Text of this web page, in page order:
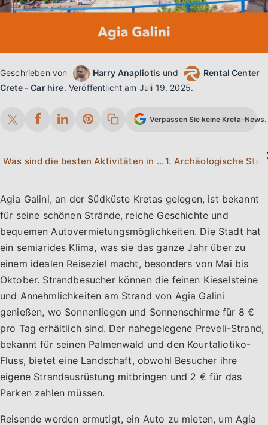
Geschrieben von Harry Anapliotis und
Rental Center
Crete - Car hire. Veröffentlicht am Juli 19, 2025.
Verpassen Sie keine Kreta-
Was sind die besten Aktivitäten in Agia Galini?1. Archäologische
Agia Galini, an der Südküste Kretas gelegen, ist bekannt
für seine schönen Strände, reiche Geschichte und
bequemen Autovermietungsmöglichkeiten. Die Stadt hat
ein semiarides Klima, was sie das ganze Jahr über zu
einem idealen Reiseziel macht, besonders von Mai bis
Oktober. Strandbesucher können die feinen Kieselsteine
und Annehmlichkeiten am Strand von Agia Galini
genießen, wo Sonnenliegen und Sonnenschirme für 8 €
pro Tag erhältlich sind. Der nahegelegene Preveli-Strand,
bekannt für seinen Palmenwald und den Kourtaliotiko-
Fluss, bietet eine Landschaft, obwohl Besucher ihre
eigene Strandausrüstung mitbringen und 2 € für das
Parken zahlen müssen.
Reisende werden ermutigt, ein Auto zu mieten, um Agia